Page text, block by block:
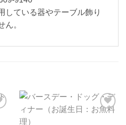
している器やテーブル飾り
ん。